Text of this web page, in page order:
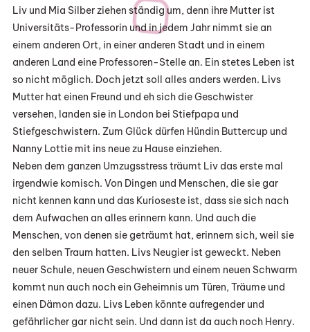
Liv und Mia Silber ziehen ständig um, denn ihre Mutter ist
Universitäts-Professorin und in jedem Jahr nimmt sie an
einem anderen Ort, in einer anderen Stadt und in einem
anderen Land eine Professoren-Stelle an. Ein stetes Leben ist
so nicht möglich. Doch jetzt soll alles anders werden. Livs
Mutter hat einen Freund und eh sich die Geschwister
versehen, landen sie in London bei Stiefpapa und
Stiefgeschwistern. Zum Glück dürfen Hündin Buttercup und
Nanny Lottie mit ins neue zu Hause einziehen.
Neben dem ganzen Umzugsstress träumt Liv das erste mal
irgendwie komisch. Von Dingen und Menschen, die sie gar
nicht kennen kann und das Kurioseste ist, dass sie sich nach
dem Aufwachen an alles erinnern kann. Und auch die
Menschen, von denen sie geträumt hat, erinnern sich, weil sie
den selben Traum hatten. Livs Neugier ist geweckt. Neben
neuer Schule, neuen Geschwistern und einem neuen Schwarm
kommt nun auch noch ein Geheimnis um Türen, Träume und
einen Dämon dazu. Livs Leben könnte aufregender und
gefährlicher gar nicht sein. Und dann ist da auch noch Henry.